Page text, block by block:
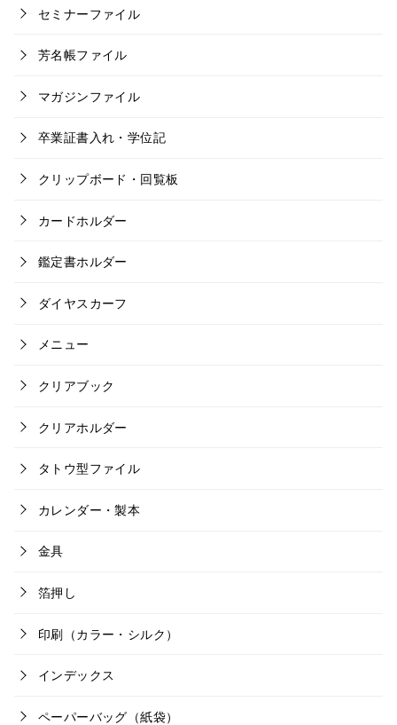
セミナーファイル
芳名帳ファイル
マガジンファイル
卒業証書入れ・学位記
クリップボード・回覧板
カードホルダー
鑑定書ホルダー
ダイヤスカーフ
メニュー
クリアブック
クリアホルダー
タトウ型ファイル
カレンダー・製本
金具
箔押し
印刷（カラー・シルク）
インデックス
ペーパーバッグ（紙袋）